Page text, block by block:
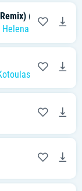
(Official
Helena Josefsson